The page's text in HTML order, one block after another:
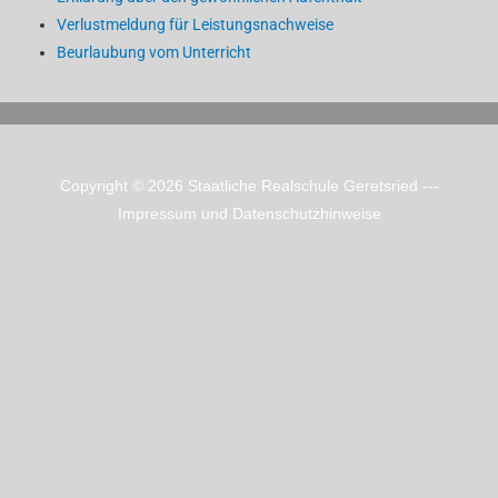
Verlustmeldung für Leistungsnachweise
Beurlaubung vom Unterricht
Copyright © 2026 Staatliche Realschule Geretsried ---
Impressum und Datenschutzhinweise